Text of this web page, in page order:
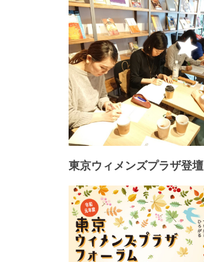
東京ウィメンズプラザ登壇